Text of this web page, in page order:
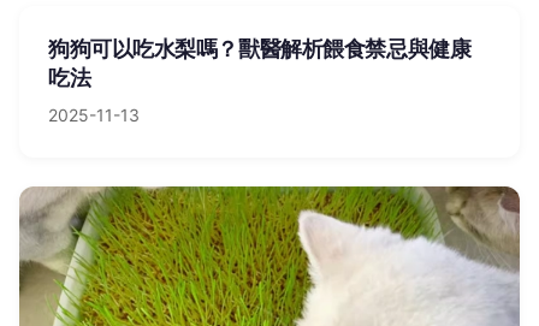
狗狗可以吃水梨嗎？獸醫解析餵食禁忌與健康
吃法
2025-11-13